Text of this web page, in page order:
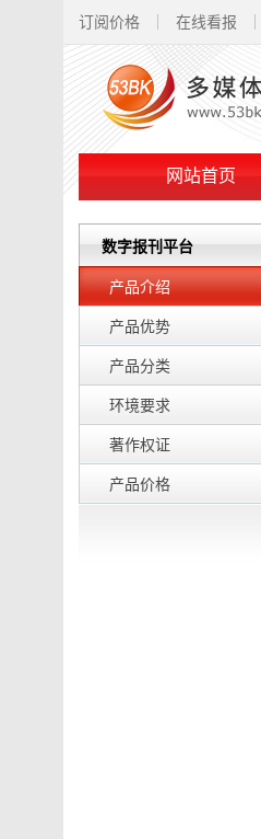
订阅价格 在线看报
网站首页
数字报刊平台
产品介绍
产品优势
产品分类
环境要求
著作权证
产品价格